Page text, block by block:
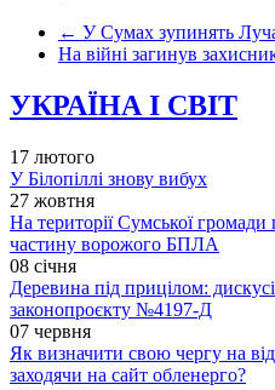
← У Сумах зупинять
На війні загинув
УКРАЇНА І СВІТ
17 лютого
У Білопіллі знову вибух
27 жовтня
На території Сумської громади
частину ворожого БПЛА
08 січня
Деревина під прицілом:
законопроєкту №4197-Д
07 червня
Як визначити свою чергу на
заходячи на сайт обленерго?